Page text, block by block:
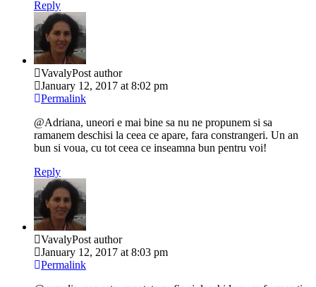
Reply
VavalyPost author
January 12, 2017 at 8:02 pm
Permalink
@Adriana, uneori e mai bine sa nu ne propunem si sa
ramanem deschisi la ceea ce apare, fara constrangeri. Un an
bun si voua, cu tot ceea ce inseamna bun pentru voi!
Reply
VavalyPost author
January 12, 2017 at 8:03 pm
Permalink